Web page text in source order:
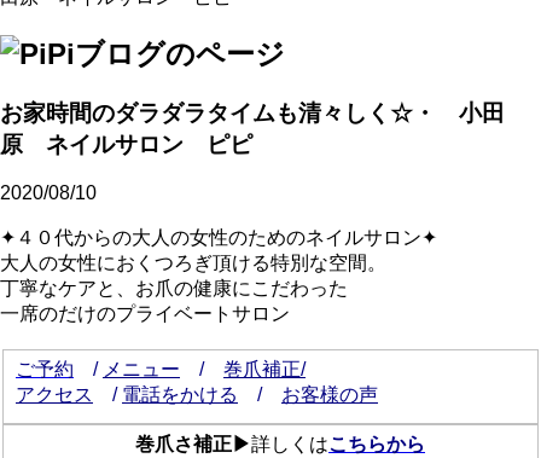
お家時間のダラダラタイムも清々しく☆・ 小田
原 ネイルサロン ピピ
2020/08/10
✦４０代からの大人の女性のためのネイルサロン✦
大人の女性におくつろぎ頂ける特別な空間。
丁寧なケアと、お爪の健康にこだわった
一席のだけのプライベートサロン
ご予約 / メニュー / 巻爪補正/
アクセス
/ 電話をかける / お客様の声
巻爪さ補正▶詳しくはこちらから